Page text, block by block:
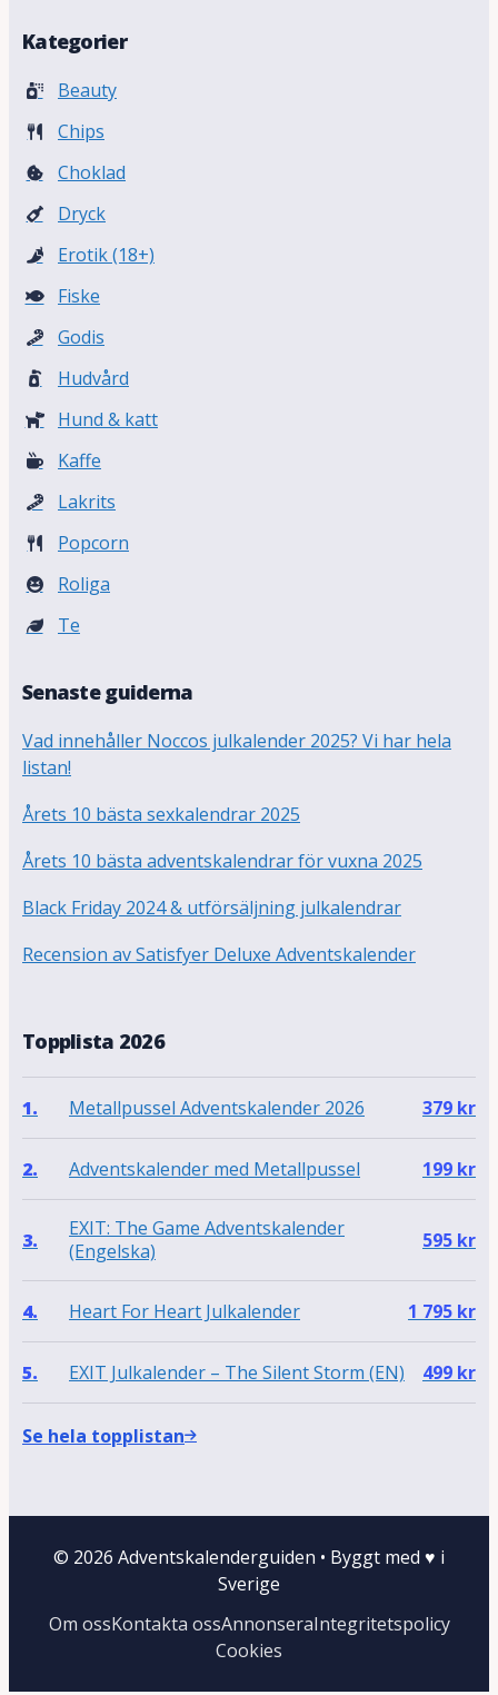
Kategorier
Beauty
Chips
Choklad
Dryck
Erotik (18+)
Fiske
Godis
Hudvård
Hund & katt
Kaffe
Lakrits
Popcorn
Roliga
Te
Senaste guiderna
Vad innehåller Noccos julkalender 2025? Vi har hela
listan!
Årets 10 bästa sexkalendrar 2025
Årets 10 bästa adventskalendrar för vuxna 2025
Black Friday 2024 & utförsäljning julkalendrar
Recension av Satisfyer Deluxe Adventskalender
Topplista 2026
1. Metallpussel Adventskalender 2026 379 kr
2. Adventskalender med Metallpussel 199 kr
3.
EXIT: The Game Adventskalender
(Engelska)
595 kr
4. Heart For Heart Julkalender 1 795 kr
5. EXIT Julkalender – The Silent Storm (EN) 499 kr
Se hela topplistan
© 2026 Adventskalenderguiden • Byggt med ♥ i
Sverige
Om ossKontakta ossAnnonseraIntegritetspolicy
Cookies